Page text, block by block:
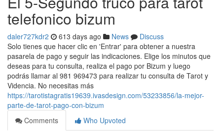
telefonico bizum
daler727kdr2 613 days ago News
Discuss
Solo tienes que hacer clic en 'Entrar' para obtener a nuestra
pasarela de pago y seguir las indicaciones. Elige los minutos que
deseas para tu consulta, realiza el pago por Bizum y luego
podrás llamar al 981 969473 para realizar tu consulta de Tarot y
Videncia. No necesitas más
https://tarotistagratis19639.ivasdesign.com/53233856/la-mejor-
parte-de-tarot-pago-con-bizum
Comments
Who Upvoted